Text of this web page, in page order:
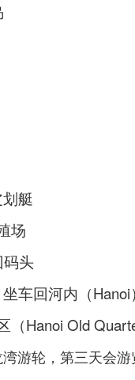
艇
场
码头
车回河内（Hanoi）
Hanoi Old
游轮，第三天会游